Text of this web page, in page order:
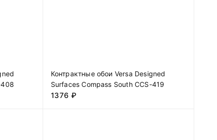
Контрактные обои Versa Designed
Surfaces Compass South CCS-419
1376 ₽